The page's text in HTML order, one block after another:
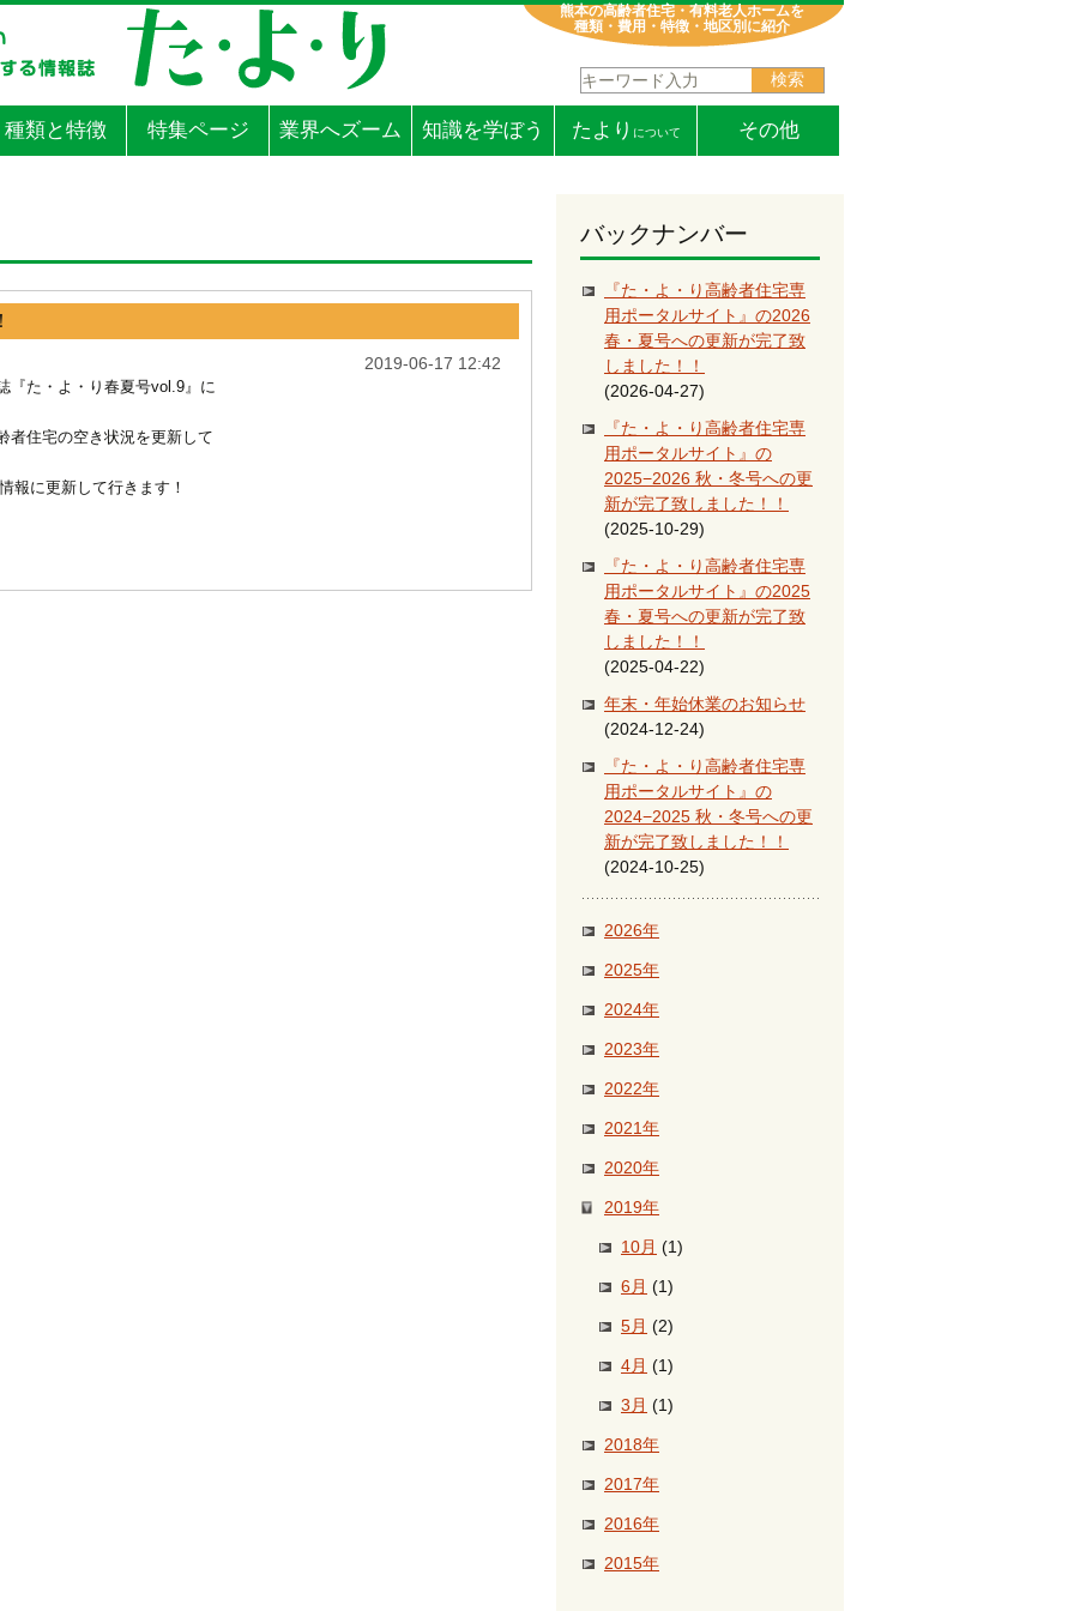
熊本の高齢者住宅・有料老人ホームを
種類・費用・特徴・地区別に紹介
種類と特徴 特集ページ 業界へズーム 知識を学ぼう たより について その他
2019-06-17 12:42
『た・よ・り春夏号vol.9』に
者住宅の空き状況を更新して
に更新して行きます！
バックナンバー
『た・よ・り高齢者住宅専
用ポータルサイト』の2026
春・夏号への更新が完了致
しました！！
(2026-04-27)
『た・よ・り高齢者住宅専
用ポータルサイト』の
2025−2026 秋・冬号への更
新が完了致しました！！
(2025-10-29)
『た・よ・り高齢者住宅専
用ポータルサイト』の2025
春・夏号への更新が完了致
しました！！
(2025-04-22)
年末・年始休業のお知らせ
(2024-12-24)
『た・よ・り高齢者住宅専
用ポータルサイト』の
2024−2025 秋・冬号への更
新が完了致しました！！
(2024-10-25)
2026年
2025年
2024年
2023年
2022年
2021年
2020年
2019年
10月 (1)
6月 (1)
5月 (2)
4月 (1)
3月 (1)
2018年
2017年
2016年
2015年